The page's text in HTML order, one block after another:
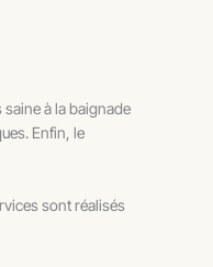
saine à la baignade
Enfin, le
sont réalisés